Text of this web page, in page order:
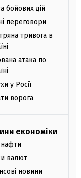
бойових дій
переговори
тривога в
атака по
у Росії
ворога
економіки
нафти
валют
новини